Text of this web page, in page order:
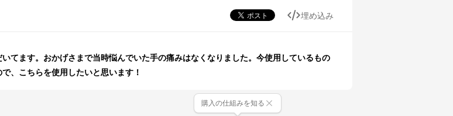
埋め込み
てます。おかげさまで当時悩んでいた手の痛みはなくなりました。今使用しているもの
、こちらを使用したいと思います！
購入の仕組みを知る